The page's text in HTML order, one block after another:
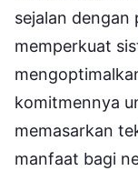
sejalan dengan
memperkuat
komitmennya
memasarkan
manfaat bagi